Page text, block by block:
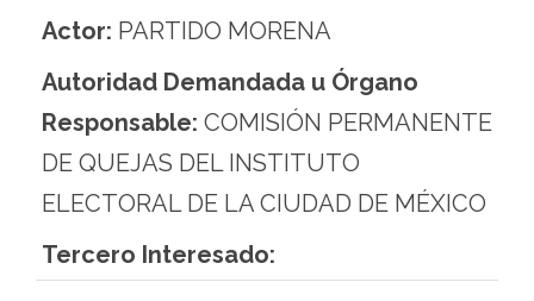
Actor: PARTIDO MORENA
Autoridad Demandada u Órgano
Responsable: COMISIÓN PERMANENTE
DE QUEJAS DEL INSTITUTO
ELECTORAL DE LA CIUDAD DE MÉXICO
Tercero Interesado: